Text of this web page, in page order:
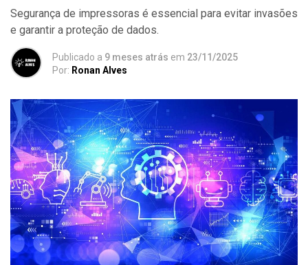
Segurança de impressoras é essencial para evitar invasões
e garantir a proteção de dados.
Publicado a 9 meses atrás em 23/11/2025
Por: Ronan Alves